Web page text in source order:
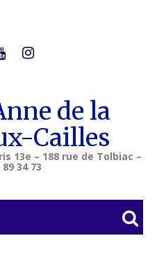
de la
Cailles
13e – 188 rue de Tolbiac –
89 34 73